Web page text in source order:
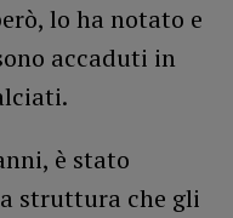
lo ha notato e
accaduti in
è stato
struttura che gli